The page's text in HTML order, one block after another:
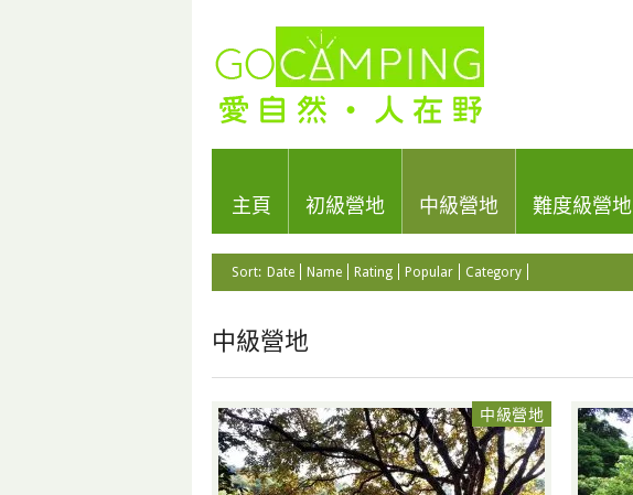
主頁 初級營地 中級營地 難度級營地
Sort: Date Name Rating Popular Category
中級營地
中級營地